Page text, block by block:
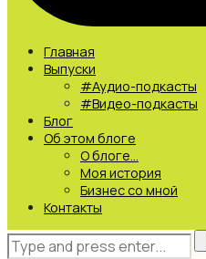
Главная
Выпуски
#Аудио-подкасты
#Видео-подкасты
Блог
Об этом блоге
О блоге…
Моя история
Бизнес со мной
Контакты